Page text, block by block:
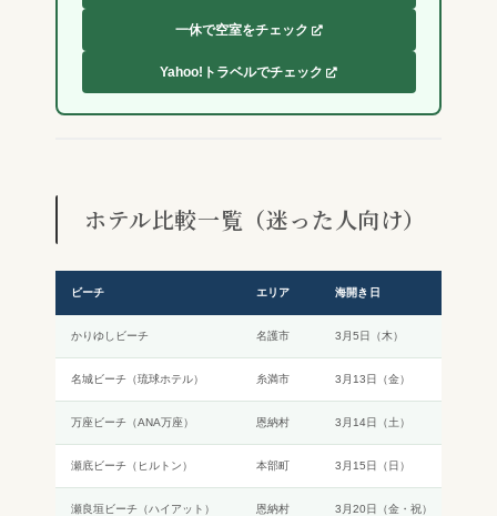
一休で空室をチェック
Yahoo!トラベルでチェック
ホテル比較一覧（迷った人向け）
ビーチ エリア 海開き日
かりゆしビーチ 名護市 3月5日（木）
名城ビーチ（琉球ホテル） 糸満市 3月13日（金）
万座ビーチ（ANA万座） 恩納村 3月14日（土）
瀬底ビーチ（ヒルトン） 本部町 3月15日（日）
瀬良垣ビーチ（ハイアット） 恩納村 3月20日（金・祝）